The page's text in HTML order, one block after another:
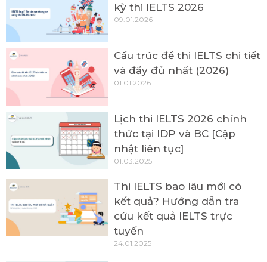
kỳ thi IELTS 2026
09.01.2026
Cấu trúc đề thi IELTS chi tiết
và đầy đủ nhất (2026)
01.01.2026
Lịch thi IELTS 2026 chính
thức tại IDP và BC [Cập
nhật liên tục]
01.03.2025
Thi IELTS bao lâu mới có
kết quả? Hướng dẫn tra
cứu kết quả IELTS trực
tuyến
24.01.2025